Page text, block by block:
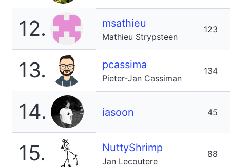
12. msathieu
Mathieu Strypsteen
123
13. pcassima
Pieter-Jan Cassiman
134
14. iasoon 45
15. NuttyShrimp
Jan Lecoutere
88